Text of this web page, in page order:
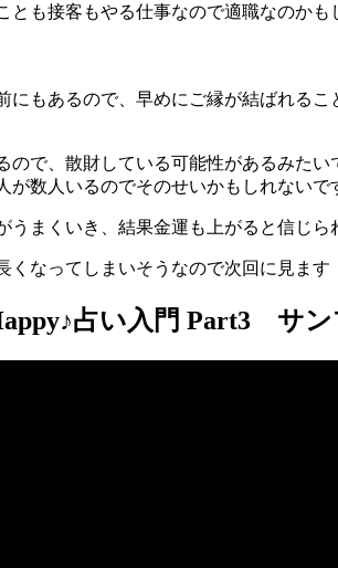
も接客もやる仕事なので適職なのかも
もあるので、早めにご縁が結ばれるこ
で、散財している可能性があるみたい
数人いるのでそのせいかもしれないで
まくいき、結果金運も上がると信じ
なってしまいそうなので次回に見ます
占い入門 Part3 サン